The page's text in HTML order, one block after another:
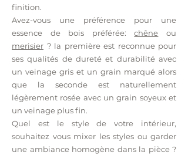
finition.
Avez-vous une préférence pour une
essence de bois préférée:chêne ou
merisier ? la première est reconnue pour
ses qualités de dureté et durabilité avec
un veinage gris et un grain marqué alors
que la seconde est naturellement
légèrement rosée avec un grain soyeux et
un veinage plus fin.
Quel est le style de votre intérieur,
souhaitez vous mixer les styles ou garder
une ambiance homogène dans la pièce ?